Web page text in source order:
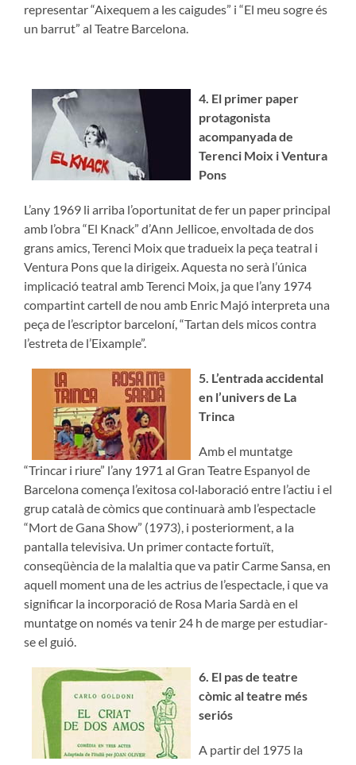
representar “Aixequem a les caigudes” i “El meu sogre és
un barrut” al Teatre Barcelona.
4. El primer paper
protagonista
acompanyada de
Terenci Moix i Ventura
Pons
L’any 1969 li arriba l’oportunitat de fer un paper principal
amb l’obra “El Knack” d’Ann Jellicoe, envoltada de dos
grans amics, Terenci Moix que tradueix la peça teatral i
Ventura Pons que la dirigeix. Aquesta no serà l’única
implicació teatral amb Terenci Moix, ja que l’any 1974
compartint cartell de nou amb Enric Majó interpreta una
peça de l’escriptor barceloní, “Tartan dels micos contra
l’estreta de l’Eixample”.
5. L’entrada accidental
en l’univers de La
Trinca
Amb el muntatge
“Trincar i riure” l’any 1971 al Gran Teatre Espanyol de
Barcelona comença l’exitosa col·laboració entre l’actiu i el
grup català de còmics que continuarà amb l’espectacle
“Mort de Gana Show” (1973), i posteriorment, a la
pantalla televisiva. Un primer contacte fortuït,
conseqüència de la malaltia que va patir Carme Sansa, en
aquell moment una de les actrius de l’espectacle, i que va
significar la incorporació de Rosa Maria Sardà en el
muntatge on només va tenir 24 h de marge per estudiar-
se el guió.
6. El pas de teatre
còmic al teatre més
seriós
A partir del 1975 la